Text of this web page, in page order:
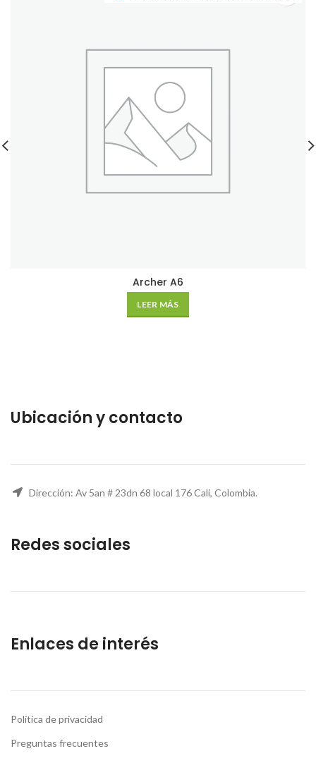
Archer A6
LEER MÁS
Ubicación y contacto
Dirección: Av 5an # 23dn 68 local 176 Cali, Colombia.
Redes sociales
Enlaces de interés
Política de privacidad
Preguntas frecuentes